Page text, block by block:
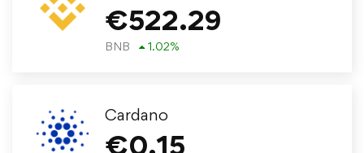
€522.29
BNB 1.02%
Cardano
€0.15